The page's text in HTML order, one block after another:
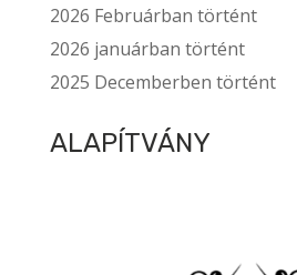
2026 Februárban történt
2026 januárban történt
2025 Decemberben történt
ALAPÍTVÁNY